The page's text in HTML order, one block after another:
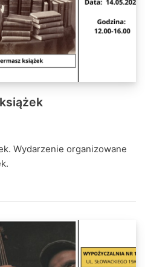
Wydarzenie organizowane